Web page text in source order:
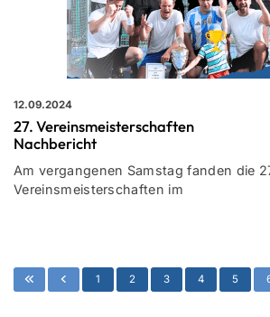
12.09.2024
27. Vereinsmeisterschaften
Nachbericht
Am vergangenen Samstag fanden die
Vereinsmeisterschaften im
1 2 3 4 5